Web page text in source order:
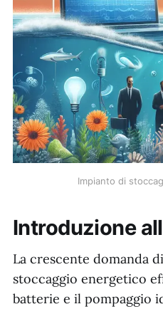
Impianto di
Introduzione
La crescente domanda
stoccaggio energetico
batterie e il pompaggio